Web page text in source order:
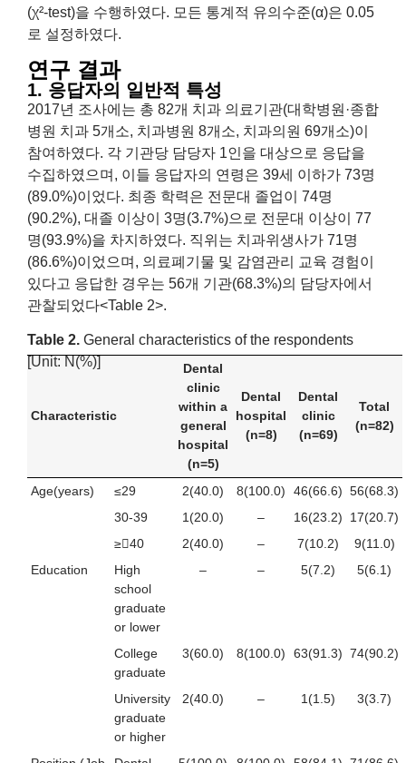
(χ²-test)을 수행하였다. 모든 통계적 유의수준(α)은 0.05
로 설정하였다.
연구 결과
1. 응답자의 일반적 특성
2017년 조사에는 총 82개 치과 의료기관(대학병원·종합
병원 치과 5개소, 치과병원 8개소, 치과의원 69개소)이
참여하였다. 각 기관당 담당자 1인을 대상으로 응답을
수집하였으며, 이들 응답자의 연령은 39세 이하가 73명
(89.0%)이었다. 최종 학력은 전문대 졸업이 74명
(90.2%), 대졸 이상이 3명(3.7%)으로 전문대 이상이 77
명(93.9%)을 차지하였다. 직위는 치과위생사가 71명
(86.6%)이었으며, 의료폐기물 및 감염관리 교육 경험이
있다고 응답한 경우는 56개 기관(68.3%)의 담당자에서
관찰되었다<Table 2>.
Table 2. General characteristics of the respondents
[Unit: N(%)]
Characteristic
Dental
clinic
within a
general
hospital
(n=5)
Dental
hospital
(n=8)
Dental
clinic
(n=69)
Total
(n=82)
Age(years) ≤29 2(40.0) 8(100.0) 46(66.6) 56(68.3)
30-39
1(20.0) – 16(23.2)
17(20.7)
≥40
2(40.0) – 7(10.2)
9(11.0)
Education
High
school
graduate
or lower
– – 5(7.2) 5(6.1)
College
graduate
3(60.0) 8(100.0) 63(91.3) 74(90.2)
University
graduate
or higher
2(40.0) – 1(1.5) 3(3.7)